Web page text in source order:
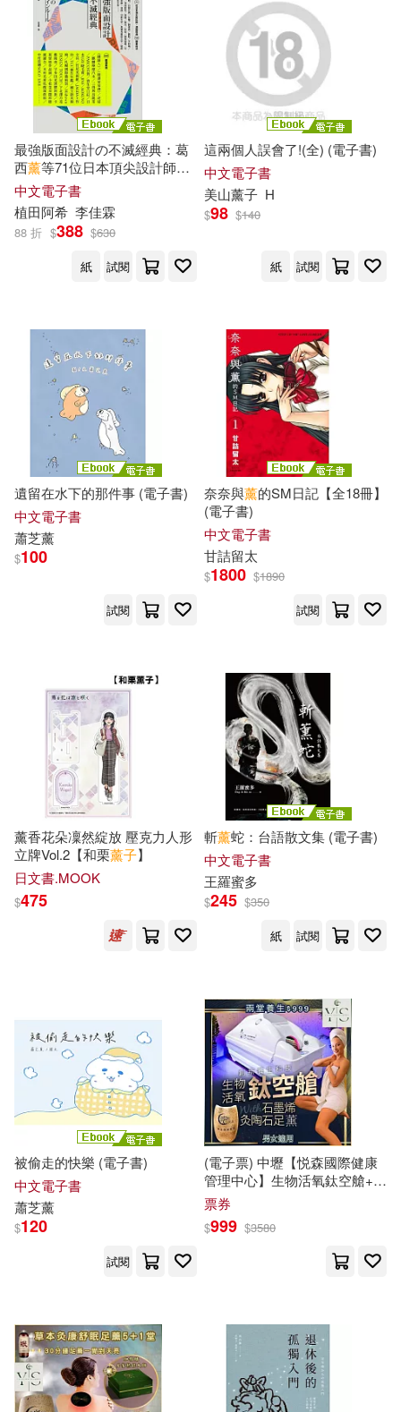
涼森れむ(166)
神咲めぐみ(163)
西尾維新(163) neco(159)
弄玉(158) 秋本治(158)
龍人(157) NEXT(156)
Out of Print(156)
廣嶋玲子(156)
河合あすな(156)
朱光潛(155) 弥勒皇佛(154)
鄭春華(154)
あやみ旬果(153)
安達充(153) 星子(152)
四月(151) PIKOPIKO(150)
花喋 昭(150) 蔡小雀(149)
ドリームチケット(148)
フレッシュ・ゴードン(146)
由愛可奈(146)
賴世雄(144)
七里ベティ(143) DUKE(142)
步行天下(142)
紺野ひかる(141)
美女オムニバス(140)
本書編委會(139)
全華圖書(569)
南京大學出版社(568)
德間(565) 大呂文化(555)
中華書局(香港)(553)
墨刻(546)
大是文化(537)
春天出版社(537)
和平國際(533)
聯合文學(531)
中國社會科學出版社(524)
國立臺灣大學出版中心(524)
現代出版社(523)
Line Communications(522)
印刻(517)
北方婦女兒童出版社(508)
浙江大學出版社(502)
新雅文化(500)
安徽少年兒童出版社(498)
鼎文(497)
中國鐵道出版社(494)
中國人口出版社(491)
最強版面設計の不滅經典：葛
西薰等71位日本頂尖設計師，
濃縮提煉58精華技法及460重
量級嚴選案例 (電子書)
中文電子書
植田阿希 李佳霖
88 折 $388 $630
紙
試閱
這兩個人誤會了!(全) (電子書)
中文電子書
美山薰子 H
$98 $140
紙 試閱
遺留在水下的那件事 (電子書)
中文電子書
蕭芝薰
$100
試閱
奈奈與薰的SM日記【全18冊】
(電子書)
中文電子書
甘詰留太
$1800 $1890
試閱
薰香花朵凜然綻放 壓克力人形
立牌Vol.2【和栗薰子】
日文書.MOOK
$475
斬薰蛇：台語散文集 (電子書)
中文電子書
王羅蜜多
$245 $350
紙
試閱
被偷走的快樂 (電子書)
中文電子書
蕭芝薰
$120
試閱
(電子票) 中壢【悦森國際健康
管理中心】生物活氧鈦空艙+石
墨烯灸康陶石足
代銷】
票券
$999 $3580